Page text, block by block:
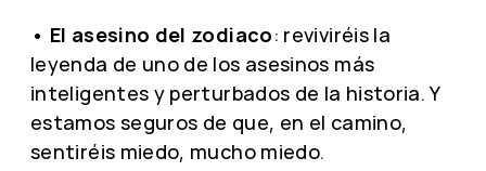
• El asesino del zodiaco: reviviréis la
leyenda de uno de los asesinos más
inteligentes y perturbados de la historia. Y
estamos seguros de que, en el camino,
sentiréis miedo, mucho miedo.